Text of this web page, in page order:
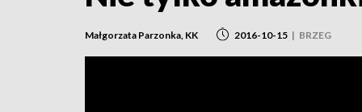
Małgorzata Parzonka, KK 2016-10-15 | BRZEG